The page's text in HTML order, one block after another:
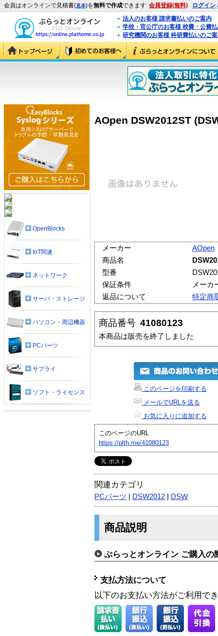
会員はオンラインで見積書(見本)を無料で作成できます 会員登録(無料) ログイン
法人のお客様 請求書払いのご案内
学校・官公庁のお客様 校費・公費
研究機関のお客様 科研費払いのご
AOpen DSW2012ST
メーカー
AOpen
商品名
型番
保証条件
メーカ
返品について
特定商
商品番号 41080123
本商品は販売を終了しました
このページを印刷する
メールでURLを送る
お気に入りに追加する
このページのURL
https://plth.me/41080123
関連カテゴリ
PCパーツ DSW2012 DSW
商品説明
ぷらっとオンライン ご購入の
支払方法について
以下のお支払い方法がご利用で
OpenBlocks
IoT関連
ネットワーク
サーバ・ストレージ
パソコン・周辺機器
PCパーツ
サプライ
ソフト・ライセンス